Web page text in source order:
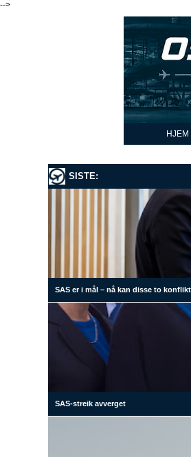
-->
HJEM
SISTE:
SAS er i mål – nå kan disse to
SAS-streik avverget